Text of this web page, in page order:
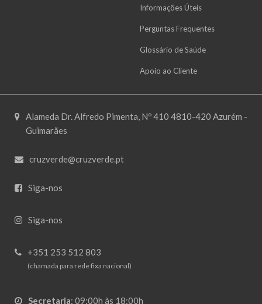
Informações Úteis
Perguntas Frequentes
Glossário de Saúde
Apoio ao Cliente
Alameda Dr. Alfredo Pimenta, Nº 410 4810-420 Azurém -
Guimarães
cruzverde@cruzverde.pt
Siga-nos
Siga-nos
+351 253 512 803
(chamada para rede fixa nacional)
Secretaria: 09:00h às 18:00h